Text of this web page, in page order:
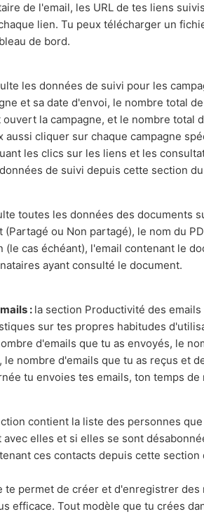
de l'email, les URL de tes liens
lien. Tu peux télécharger un
de bord.
les données de suivi pour les
et sa date d'envoi, le nombre total
la campagne, et le nombre total
aussi cliquer sur chaque campagne
les clics sur les liens et les
de suivi depuis cette section
toutes les données des documents
(Partagé ou Non partagé), le nom du
(le cas échéant), l'email contenant le
ayant consulté le document.
: la section Productivité des
sur tes propres habitudes
d'emails que tu as envoyés, le
le nombre d'emails que tu as reçus et
tu envoies tes emails, ton temps
contient la liste des personnes
elles et si elles se sont
ces contacts depuis cette section
te permet de créer et d'enregistrer
efficace. Tout modèle que tu crées